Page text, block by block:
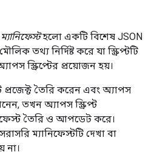
ম্যানিফেস্টহলো একটি বিশেষ JSON
তথ্য নির্দিষ্ট করে যা স্ক্রিপ্টটি
স্ক্রিপ্টের প্রয়োজন হয়।
তৈরি করেন এবং অ্যাপস
তখন অ্যাপস স্ক্রিপ্ট
তৈরি ও আপডেট করে।
ম্যানিফেস্টটি দেখা বা
না।